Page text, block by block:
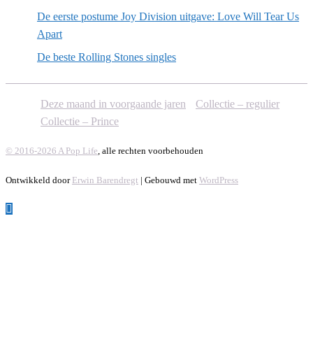
De eerste postume Joy Division uitgave: Love Will Tear Us
Apart
De beste Rolling Stones singles
Deze maand in voorgaande jaren
Collectie – regulier
Collectie – Prince
© 2016-2026 A Pop Life , alle rechten voorbehouden
Ontwikkeld door Erwin Barendregt | Gebouwd met WordPress